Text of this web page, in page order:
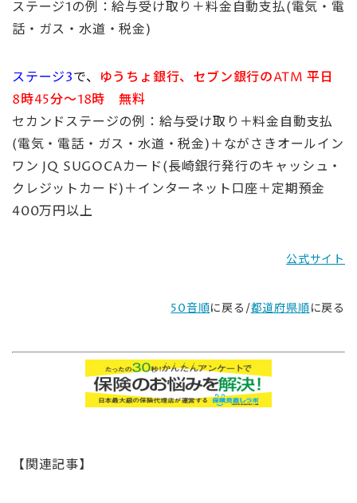
ステージ1の例：給与受け取り＋料金自動支払(電気・電
話・ガス・水道・税金)
ステージ3で、 ゆうちょ銀行、 セブン銀行のATM 平日
8時45分～18時 無料
セカンドステージの例：給与受け取り＋料金自動支払
(電気・電話・ガス・水道・税金)＋ながさきオールイン
ワン JQ SUGOCAカード(長崎銀行発行のキャッシュ・
クレジットカード)＋インターネット口座＋定期預金
400万円以上
公式サイト
50音順に戻る/都道府県順に戻る
【関連記事】